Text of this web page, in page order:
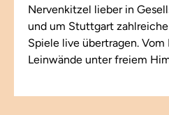
Nervenkitzel lieber in
und um Stuttgart
Spiele live übertragen.
Leinwände unter freiem